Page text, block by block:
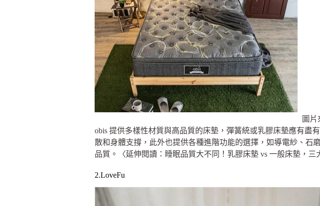
圖片
obis 提供多樣性材質與高品質的床墊，彈簧統或乳膠床墊應有盡
散和身體支撐，此外也提供各種進階功能的選擇，如導電紗、石
品質。〈延伸閱讀：睡眠品質大不同！乳膠床墊 vs 一般床墊，三
2.LoveFu